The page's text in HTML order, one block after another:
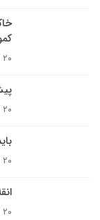
۲۰ آذر ۱۳۸۷
۲۰ آذر ۱۳۸۷
۲۰ آذر ۱۳۸۷
۲۰ آذر ۱۳۸۷